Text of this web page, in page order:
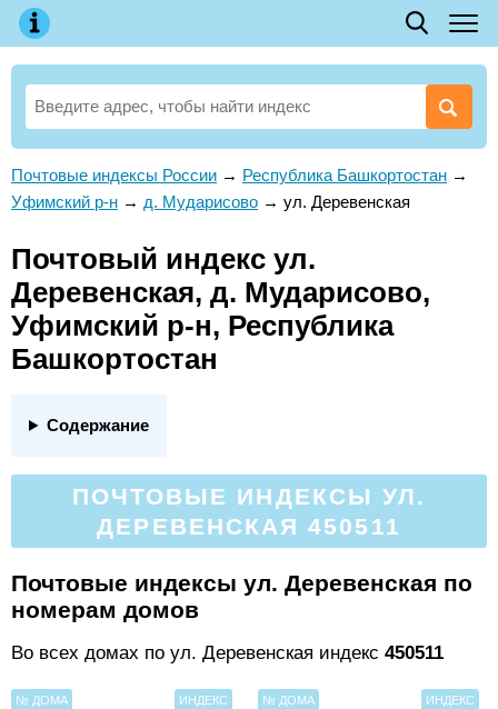
Почтовые индексы России → Республика Башкортостан →
Уфимский р-н → д. Мударисово → ул. Деревенская
Почтовый индекс ул.
Деревенская, д. Мударисово,
Уфимский р-н, Республика
Башкортостан
Содержание
ПОЧТОВЫЕ ИНДЕКСЫ УЛ.
ДЕРЕВЕНСКАЯ 450511
Почтовые индексы ул. Деревенская по
номерам домов
Во всех домах по ул. Деревенская индекс 450511
№ ДОМА ИНДЕКС № ДОМА ИНДЕКС